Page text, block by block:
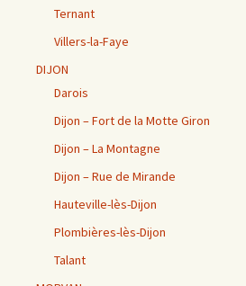
Ternant
Villers-la-Faye
DIJON
Darois
Dijon – Fort de la Motte Giron
Dijon – La Montagne
Dijon – Rue de Mirande
Hauteville-lès-Dijon
Plombières-lès-Dijon
Talant